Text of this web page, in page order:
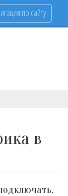
по сайту
в